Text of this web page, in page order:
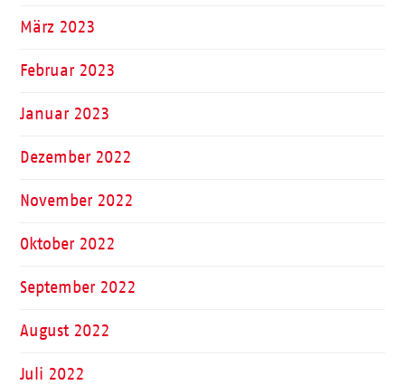
März 2023
Februar 2023
Januar 2023
Dezember 2022
November 2022
Oktober 2022
September 2022
August 2022
Juli 2022